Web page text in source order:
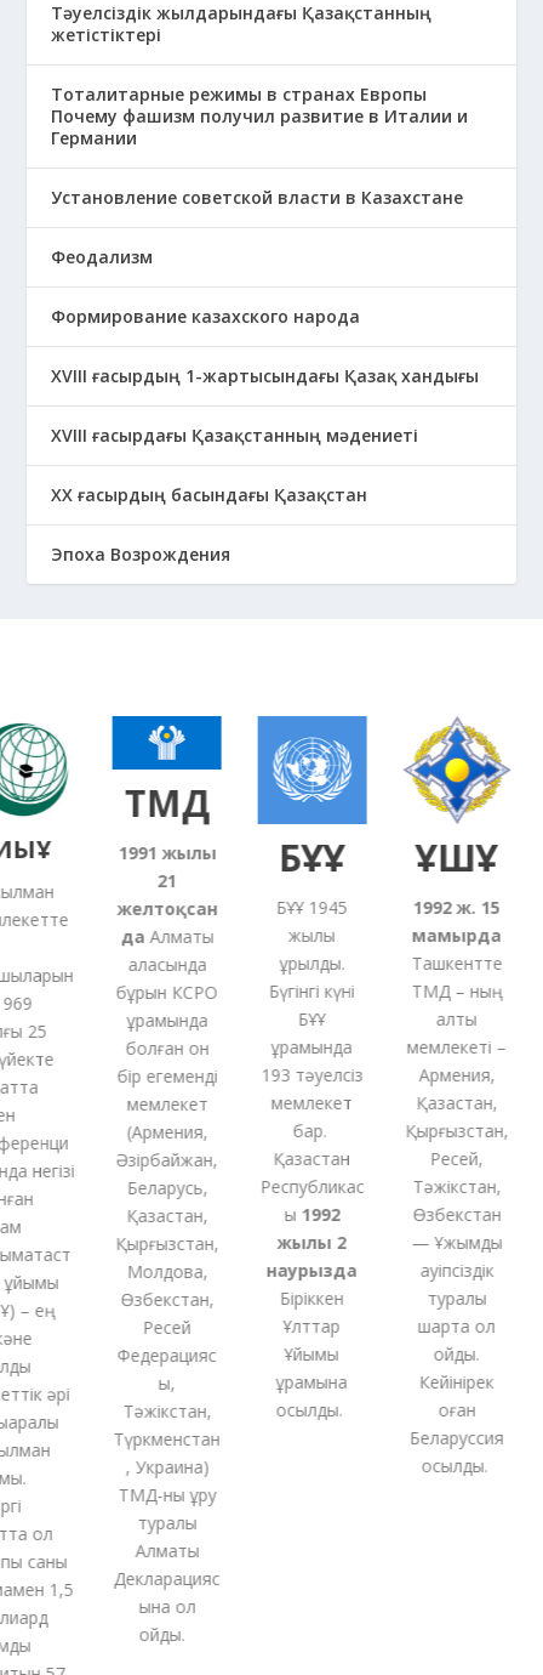
Тәуелсіздік жылдарындағы Қазақстанның
жетістіктері
Тоталитарные режимы в странах Европы
Почему фашизм получил развитие в Италии и
Германии
Установление советской власти в Казахстане
Феодализм
Формирование казахского народа
ХVIII ғасырдың 1-жартысындағы Қазақ хандығы
ХVІІІ ғасырдағы Қазақстанның мәдениеті
ХХ ғасырдың басындағы Қазақстан
Эпоха Возрождения
25
негізі
ең
әрі
ол
саны
1,5
ТМД
1991жылғы
21
желтоқсан
даАлматы
қаласында
бұрын КСРО
құрамында
болғанон
бір егеменді
мемлекет
Армения,
Әзірбайжан,
Беларусь,
Қазақстан,
Қырғызстан,
Молдова,
Өзбекстан,
Ресей
Федерацияс
ы,
Тәжікстан,
Түркменстан
Украина)
ТМД-нықұру
туралы
Алматы
Декларацияс
ына қол
қойды.
БҰҰ
БҰҰ 1945
жылы
құрылды.
Бүгінгі күні
БҰҰ
құрамында
193 тәуелсіз
мемлекет
бар.
Қазақстан
Республикас
1992
жылы 2
наурызда
Біріккен
Ұлттар
Ұйымы
құрамына
қосылды.
ҰҚШҰ
1992 ж. 15
мамырда
Ташкентте
ТМД – ның
алты
мемлекеті –
Армения,
Қазақстан,
Қырғызстан,
Ресей,
Тәжікстан,
Өзбекстан
— Ұжымдық
қауіпсіздік
туралы
шартқа қол
қойды.
Кейінірек
оған
Беларуссия
қосылды.